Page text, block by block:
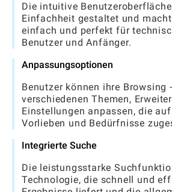
Die intuitive
Einfachheit gestaltet und
einfach und perfekt für
Benutzer und Anfänger.
Anpassungsoptionen
Benutzer können ihre Browsing
verschiedenen Themen,
Einstellungen anpassen, die
Vorlieben und Bedürfnisse
Integrierte Suche
Die leistungsstarke
Technologie, die schnell und